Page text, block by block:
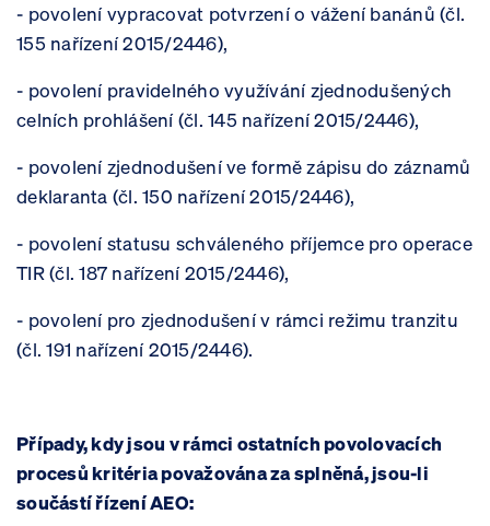
- povolení vypracovat potvrzení o vážení banánů (čl.
155 nařízení 2015/2446),
- povolení pravidelného využívání zjednodušených
celních prohlášení (čl. 145 nařízení 2015/2446),
- povolení zjednodušení ve formě zápisu do záznamů
deklaranta (čl. 150 nařízení 2015/2446),
- povolení statusu schváleného příjemce pro operace
TIR (čl. 187 nařízení 2015/2446),
- povolení pro zjednodušení v rámci režimu tranzitu
(čl. 191 nařízení 2015/2446).
Případy, kdy jsou v rámci ostatních povolovacích
procesů kritéria považována za splněná, jsou-li
součástí řízení AEO: